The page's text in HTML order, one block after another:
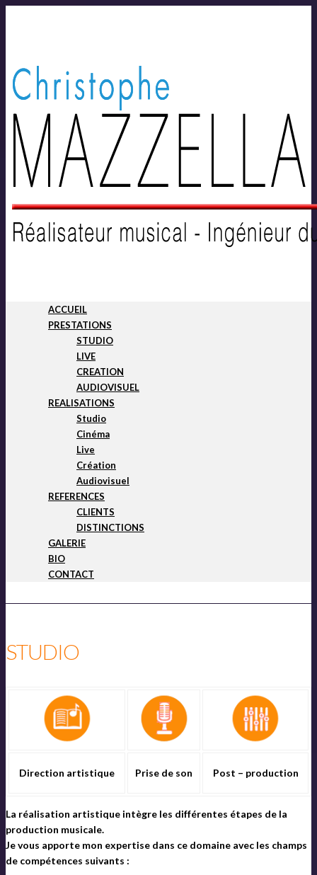
ACCUEIL
PRESTATIONS
STUDIO
LIVE
CREATION
AUDIOVISUEL
REALISATIONS
Studio
Cinéma
Live
Création
Audiovisuel
REFERENCES
CLIENTS
DISTINCTIONS
GALERIE
BIO
CONTACT
STUDIO
Direction artistique Prise de son Post – production
La réalisation artistique intègre les différentes étapes de la
production musicale.
Je vous apporte mon expertise dans ce domaine avec les champs
de compétences suivants :